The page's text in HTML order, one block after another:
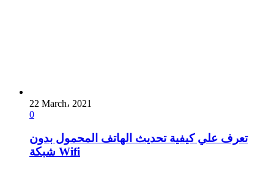
22 March، 2021
0
تعرف علي كيفية تحديث الهاتف المحمول بدون
شبكة Wifi